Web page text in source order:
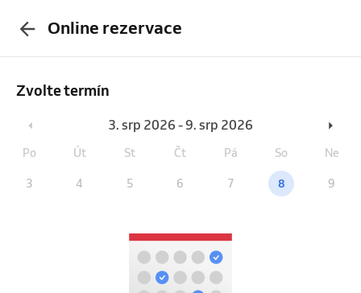
Online rezervace
Zvolte termín
3. srp 2026 - 9. srp 2026
Po Út St Čt Pá So Ne
3 4 5 6 7 8 9